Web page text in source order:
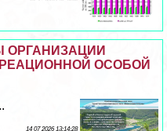
ОСОБОЙ
14 07 2026 13:14:28